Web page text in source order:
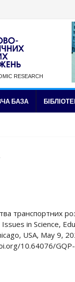
RESEARCH
БАЗА
транспортних
in Science,
USA, May 9,
10.64076/